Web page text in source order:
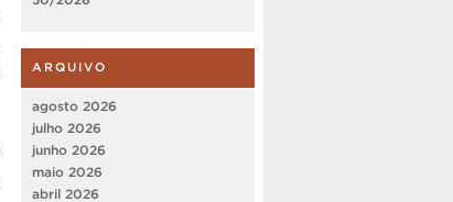
ARQUIVO
agosto 2026
julho 2026
junho 2026
maio 2026
abril 2026